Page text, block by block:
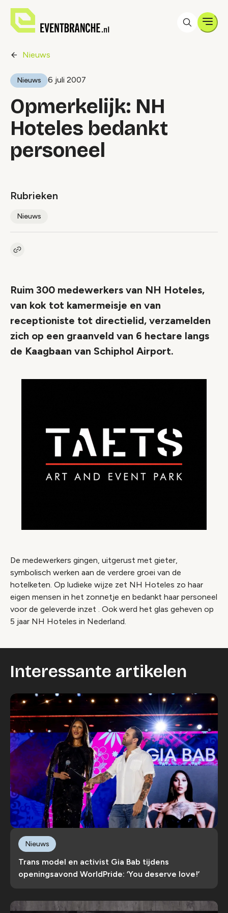
Nieuws
Nieuws 6 juli 2007
Opmerkelijk: NH
Hoteles bedankt
personeel
Rubrieken
Nieuws
Kopieer link naar artikel
Ruim 300 medewerkers van NH Hoteles,
van kok tot kamermeisje en van
receptioniste tot directielid, verzamelden
zich op een graanveld van 6 hectare langs
de Kaagbaan van Schiphol Airport.
De medewerkers gingen, uitgerust met gieter,
symbolisch werken aan de verdere groei van de
hotelketen. Op ludieke wijze zet NH Hoteles zo haar
eigen mensen in het zonnetje en bedankt haar personeel
voor de geleverde inzet . Ook werd het glas geheven op
5 jaar NH Hoteles in Nederland.
Interessante artikelen
Trans model en activist Gia Bab tijdens
openingsavond WorldPride: ‘You deserve love!’
Nieuws